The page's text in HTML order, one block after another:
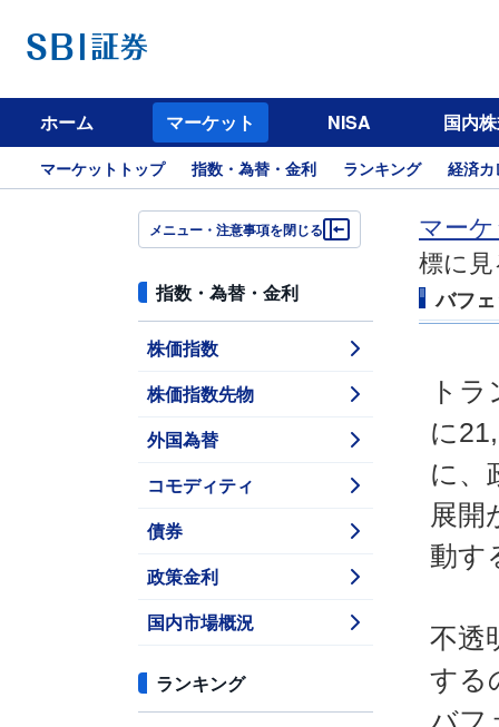
ホーム マーケット NISA 国内
マーケットトップ 指数・為替・金利 ランキング 経済
メニュー・注意事項を閉じる
指数・為替・金利
株価指数
株価指数先物
外国為替
コモディティ
債券
政策金利
国内市場概況
ランキング
マー
標に
バフ
ト
に
に、
展開
動す
不透
する
バフ